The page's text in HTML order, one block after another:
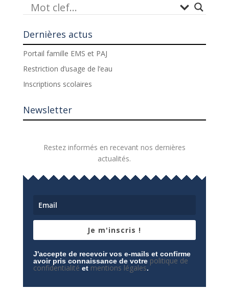
Dernières actus
Portail famille EMS et PAJ
Restriction d’usage de l’eau
Inscriptions scolaires
Newsletter
Restez informés en recevant nos dernières
actualités.
Je m'inscris !
J'accepte de recevoir vos e-mails et confirme
avoir pris connaissance de votre politique de
confidentialité et mentions légales.